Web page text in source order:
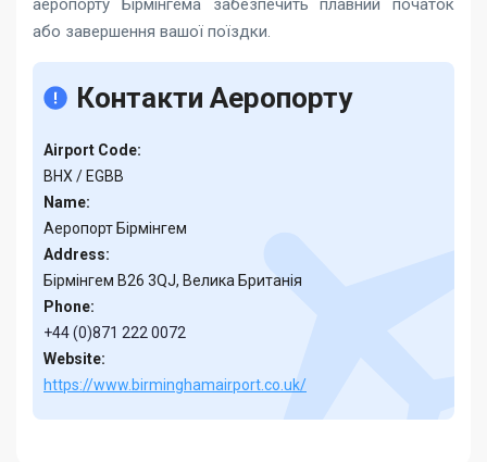
аеропорту Бірмінгема забезпечить плавний початок
або завершення вашої поїздки.
Контакти Аеропорту
Airport Code:
BHX / EGBB
Name:
Аеропорт Бірмінгем
Address:
Бірмінгем B26 3QJ, Велика Британія
Phone:
+44 (0)871 222 0072
Website:
https://www.birminghamairport.co.uk/